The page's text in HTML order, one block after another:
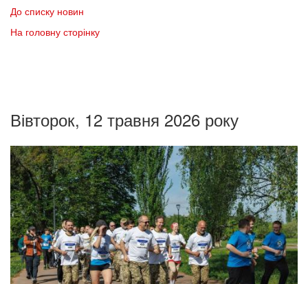
До списку новин
На головну сторінку
Вівторок, 12 травня 2026 року